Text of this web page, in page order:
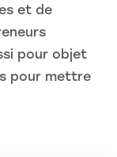
et de
pour objet
pour mettre